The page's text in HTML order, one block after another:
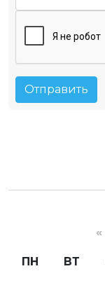
Отправить
«
ПН ВТ